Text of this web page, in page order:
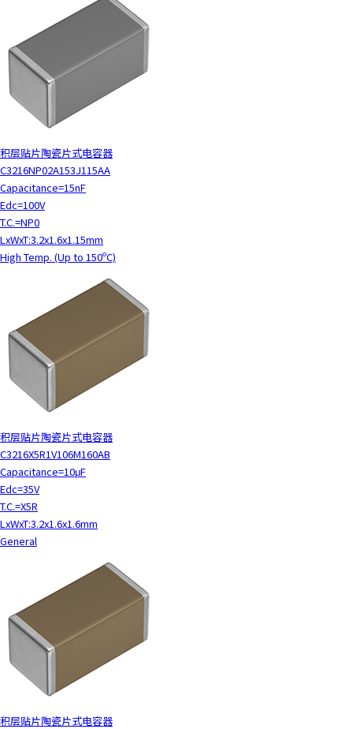
积层贴片陶瓷片式电容器
C3216NP02A153J115AA
Capacitance=15nF
Edc=100V
T.C.=NP0
LxWxT:3.2x1.6x1.15mm
High Temp. (Up to 150ºC)
积层贴片陶瓷片式电容器
C3216X5R1V106M160AB
Capacitance=10μF
Edc=35V
T.C.=X5R
LxWxT:3.2x1.6x1.6mm
General
积层贴片陶瓷片式电容器